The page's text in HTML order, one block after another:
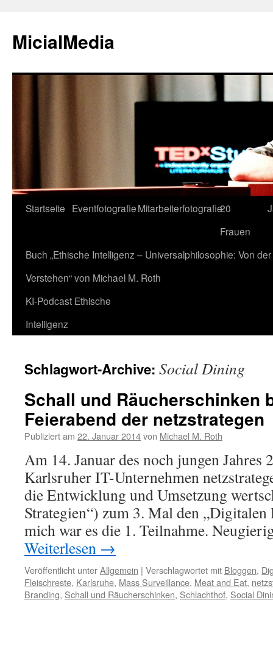
MicialMedia
Zum
springen
Startseite EventfotografieMitarbeiterfotografie20
Frauen
Buch „Ethische Intelligenz – Universalphilosophie: Von
Verstehen“ von Michael M. Roth
KI-Podcast Ethische
Intelligenz
Schlagwort-Archive: Social Dining
Schall und Räucherschinken
Feierabend der netzstrategen
Publiziert am 22. Januar 2014von Michael M. Roth
Am 14. Januar des noch jungen Jahres
Karlsruher IT-Unternehmen
die Entwicklung und Umsetzung
Strategien“) zum 3. Mal den „Digitalen
mich war es die 1. Teilnahme.
Weiterlesen →
Veröffentlicht unterAllgemein | Verschlagwortet mit Bloggen,
Fleischreste, Karlsruhe, Mass Surveillance, Meat and Eat,
Branding, Schall und Räucherschinken, Schlachthof, Social